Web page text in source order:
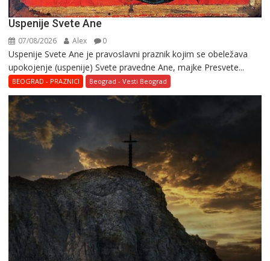
Uspenije Svete Ane
07/08/2026 Alex 0
Uspenije Svete Ane je pravoslavni praznik kojim se obeležava
upokojenje (uspenije) Svete pravedne Ane, majke Presvete...
BEOGRAD - PRAZNICI Beograd - Vesti Beograd